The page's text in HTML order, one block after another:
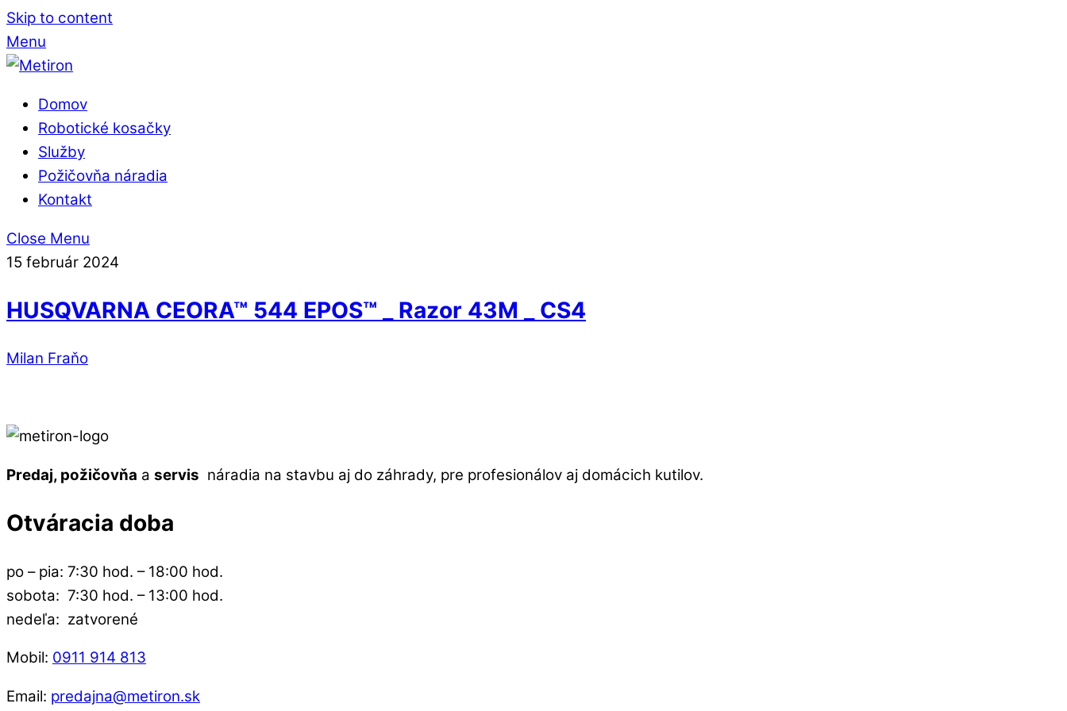
Skip to content
Menu
Domov
Robotické kosačky
Služby
Požičovňa náradia
Kontakt
Close Menu
15 február 2024
HUSQVARNA CEORA™ 544 EPOS™ _ Razor 43M _ CS4
Milan Fraňo
Predaj, požičovňa a servis náradia na stavbu aj do záhrady, pre profesionálov aj domácich kutilov.
Otváracia doba
po – pia: 7:30 hod. – 18:00 hod.
sobota: 7:30 hod. – 13:00 hod.
nedeľa: zatvorené
Mobil: 0911 914 813
Email: predajna@metiron.sk